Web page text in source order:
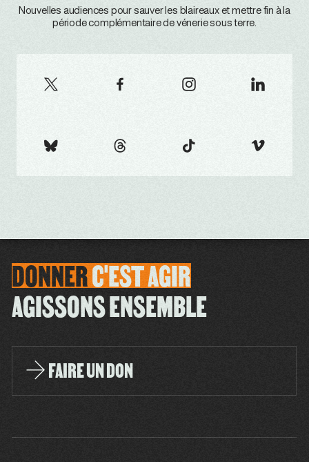
Nouvelles audiences pour sauver les blaireaux et mettre fin à la
période complémentaire de vénerie sous terre.
DONNERC'ESTAGIR
AGISSONS ENSEMBLE
FAIRE UN DON